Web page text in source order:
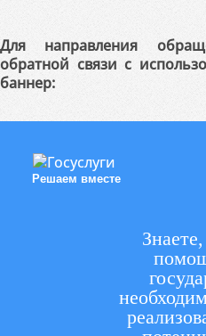
Для направления
обратной связи с
баннер:
Решаем вместе